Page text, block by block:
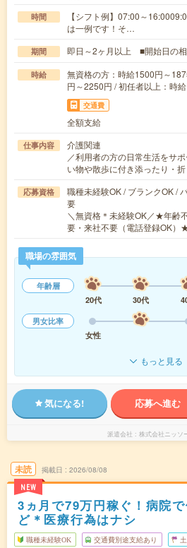
時間
【シフト例】07:00～
は一例です！そ…
期間 即日～2ヶ月以上 ■開始日の相
時給
無資格の方：時給1500円～
円～2250円 / 初任者以上：時
交通費
全額支給
仕事内容
介護関連
／利用者の方の日常生活をサ
い物や散歩に付き添ったり・
応募資格
職種未経験OK / ブランクOK /
要
＼無資格＊未経験OK／★年齢
要・来社不要（電話登録OK
職場の雰囲気
年齢層
20代
30代
男女比率
女性
もっと見る
気になる! 応募へ進む
派遣会社 株式会社ニッソ
未読
NEW
掲載日 2026/08/08
3ヵ月で79万円稼ぐ！病院
ど＊医療行為はナシ
職種未経験OK 交通費別途支給あり